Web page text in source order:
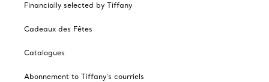
Financially selected by Tiffany
Cadeaux des Fêtes
Catalogues
Abonnement to Tiffany's courriels